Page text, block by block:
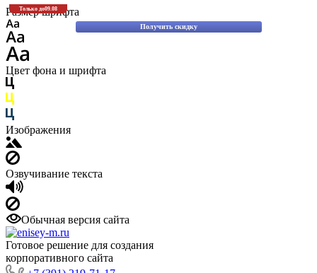
Только до09.08
Получить скидку
Размер шрифта
Цвет фона и шрифта
Изображения
Озвучивание текста
Обычная версия сайта
Готовое решение для создания
корпоративного сайта